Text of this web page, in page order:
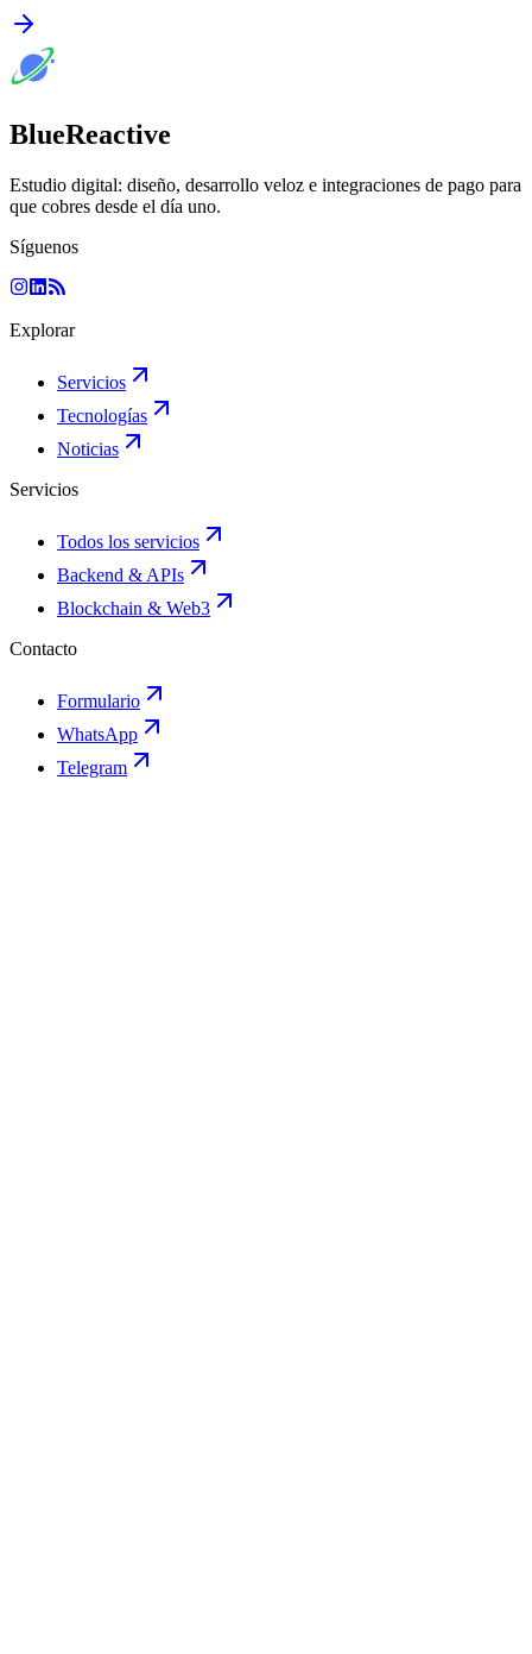
BlueReactive
Estudio digital: diseño, desarrollo veloz e integraciones de pago para
que cobres desde el día uno.
Síguenos
Explorar
Servicios
Tecnologías
Noticias
Servicios
Todos los servicios
Backend & APIs
Blockchain & Web3
Contacto
Formulario
WhatsApp
Telegram